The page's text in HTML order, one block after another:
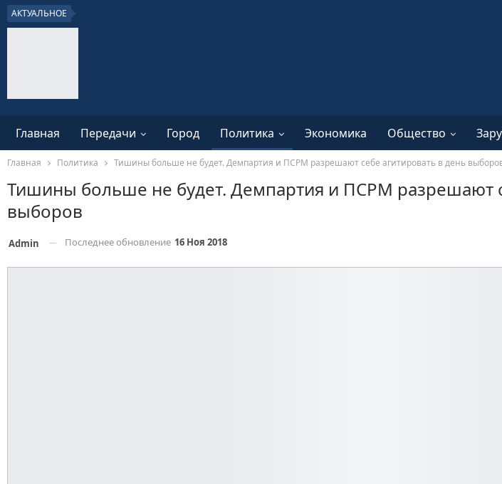
АКТУАЛЬНОЕ
Главная Передачи Город Политика Экономика Общество
Главная Политика Тишины больше не будет. Демпартия и ПСРМ разрешают себе агитировать в день
Тишины больше не будет. Демпартия и ПСРМ разрешают
выборов
Admin Последнее обновление 16 Ноя 2018